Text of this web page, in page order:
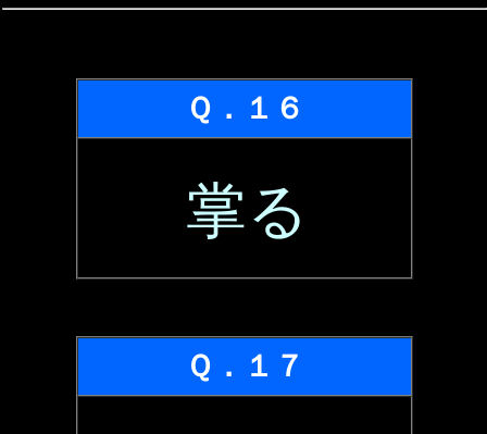
Ｑ．１６
掌る
Ｑ．１７